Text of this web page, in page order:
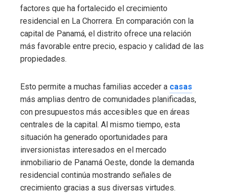
factores que ha fortalecido el crecimiento
residencial en La Chorrera. En comparación con la
capital de Panamá, el distrito ofrece una relación
más favorable entre precio, espacio y calidad de las
propiedades.
Esto permite a muchas familias acceder a casas
más amplias dentro de comunidades planificadas,
con presupuestos más accesibles que en áreas
centrales de la capital. Al mismo tiempo, esta
situación ha generado oportunidades para
inversionistas interesados en el mercado
inmobiliario de Panamá Oeste, donde la demanda
residencial continúa mostrando señales de
crecimiento gracias a sus diversas virtudes.